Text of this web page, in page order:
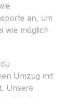
an, um
wie möglich
Umzug mit
Unsere